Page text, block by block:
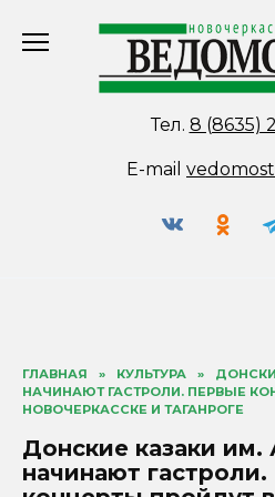
Тел. 8 (8635)
E-mail
ГЛАВНАЯ » КУЛЬТУРА »
НАЧИНАЮТ ГАСТРОЛИ. ПЕРВЫЕ
НОВОЧЕРКАССКЕ И ТАГАНРОГЕ
Донские казаки им.
начинают